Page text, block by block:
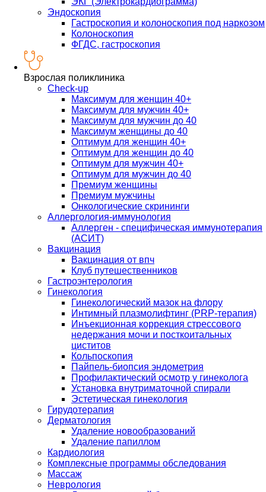
Эндоскопия
Гастроскопия и колоноскопия под наркозом
Колоноскопия
ФГДС, гастроскопия
Взрослая поликлиника
Check-up
Максимум для женщин 40+
Максимум для мужчин 40+
Максимум для мужчин до 40
Максимум женщины до 40
Оптимум для женщин 40+
Оптимум для женщин до 40
Оптимум для мужчин 40+
Оптимум для мужчин до 40
Премиум женщины
Премиум мужчины
Онкологические скрининги
Аллергология-иммунология
Аллерген - специфическая иммунотерапия
(АСИТ)
Вакцинация
Вакцинация от впч
Клуб путешественников
Гастроэнтерология
Гинекология
Гинекологический мазок на флору
Интимный плазмолифтинг (PRP-терапия)
Инъекционная коррекция стрессового
недержания мочи и посткоитальных
циститов
Кольпоскопия
Пайпель-биопсия эндометрия
Профилактический осмотр у гинеколога
Установка внутриматочной спирали
Эстетическая гинекология
Гирудотерапия
Дерматология
Удаление новообразований
Удаление папиллом
Кардиология
Комплексные программы обследования
Массаж
Неврология